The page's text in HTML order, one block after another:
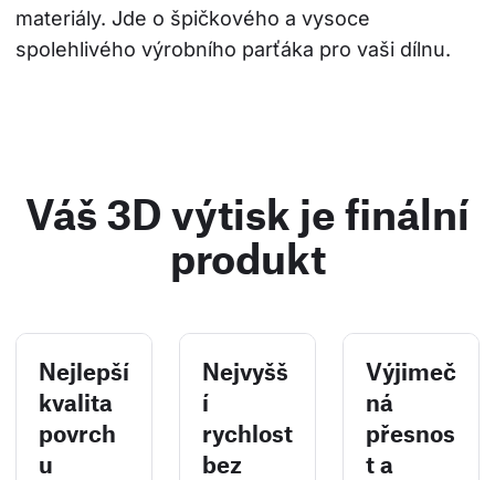
materiály. Jde o špičkového a vysoce
spolehlivého výrobního parťáka pro vaši dílnu.
Váš 3D výtisk je finální
produkt
Nejlepší
kvalita
povrch
u
Nejvyšš
í
rychlost
bez
Výjimeč
ná
přesnos
t a